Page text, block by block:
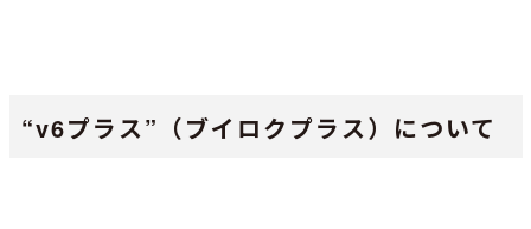
“v6プラス”（ブイロクプラス）について